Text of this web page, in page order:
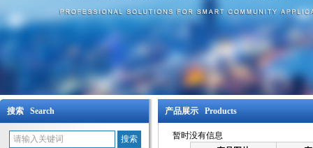
搜索 Search 产品展示 Products
暂时没有信息